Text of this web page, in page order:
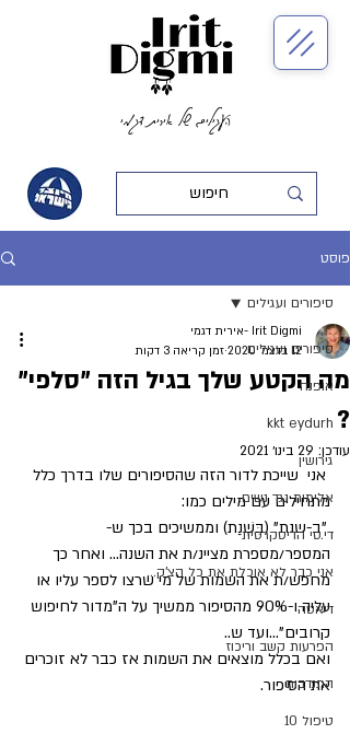
העגילים של אירית דגמי
פוסט
סיפורים ועגילים
אופנה
kkt eydurh
גירושין
אלימות נגד נשים.
די.סי הדיסקרטית
אני כבר לא אוכלת את כל הצ'ק...
דיאטה
הפרעות קשב וריכוז
התנדבות
טיפול 10
סיפורים ועגילים
מה הקטע שלך בגיל הזה "סלפי"
?
Irit Digmi -אירית דגמי
12 בדצמ׳ 2020
זמן קריאה 3 דקות
עודכן: 29 בינו׳ 2021
אני  שייכת לדור הזה שהסיפורים שלו בדרך כלל
מתחילים עם מילים כמו:
"ב-שנת" (בִּשְׁנַת) וממשיכים בכך ש-
המספר/מספרת מציינ/ת את השנה... ואחר כך
מחפש/ת את השמות של מי שרצו לספר עליו או
עליה ו-90% מהסיפור ממשיך על ה"מדור לחיפוש
קרובים"...ועד ש..
ואם בכלל מוצאים את השמות אז כבר לא זוכרים
את הסיפור.